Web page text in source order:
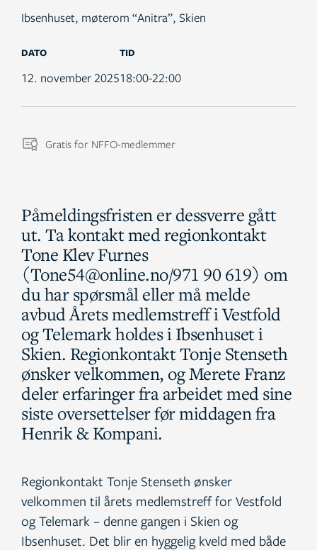
Ibsenhuset, møterom “Anitra”, Skien
DATO
12. november 2025
TID
18:00-22:00
Gratis for NFFO-medlemmer
Påmeldingsfristen er dessverre gått
ut. Ta kontakt med regionkontakt
Tone Klev Furnes
(Tone54@online.no/971 90 619) om
du har spørsmål eller må melde
avbud Årets medlemstreff i Vestfold
og Telemark holdes i Ibsenhuset i
Skien. Regionkontakt Tonje Stenseth
ønsker velkommen, og Merete Franz
deler erfaringer fra arbeidet med sine
siste oversettelser før middagen fra
Henrik & Kompani.
Regionkontakt Tonje Stenseth ønsker
velkommen til årets medlemstreff for Vestfold
og Telemark – denne gangen i Skien og
Ibsenhuset. Det blir en hyggelig kveld med både